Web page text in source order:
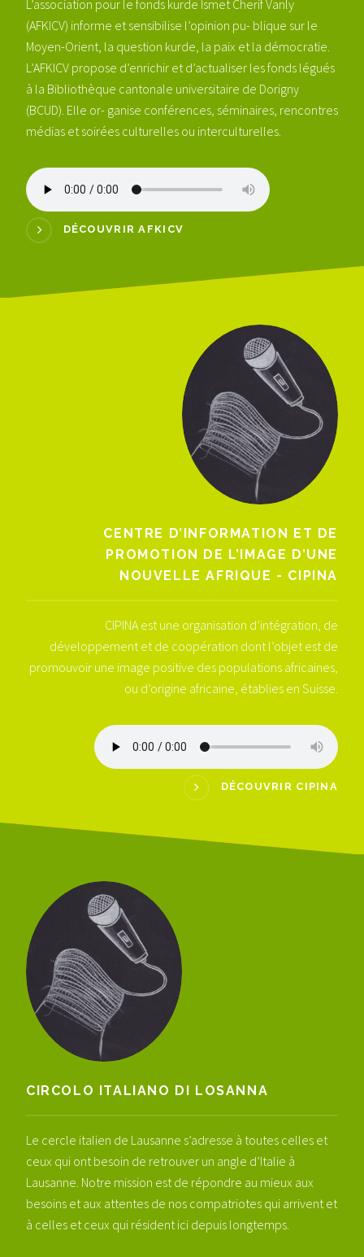
L’association pour le fonds kurde Ismet Cherif Vanly
(AFKICV) informe et sensibilise l’opinion pu- blique sur le
Moyen-Orient, la question kurde, la paix et la démocratie.
L’AFKICV propose d’enrichir et d’actualiser les fonds légués
à la Bibliothèque cantonale universitaire de Dorigny
(BCUD). Elle or- ganise conférences, séminaires, rencontres
médias et soirées culturelles ou interculturelles.
DÉCOUVRIR AFKICV
CENTRE D’INFORMATION ET DE
PROMOTION DE L’IMAGE D’UNE
NOUVELLE AFRIQUE - CIPINA
CIPINA est une organisation d’intégration, de
développement et de coopération dont l’objet est de
promouvoir une image positive des populations africaines,
ou d’origine africaine, établies en Suisse.
DÉCOUVRIR CIPINA
CIRCOLO ITALIANO DI LOSANNA
Le cercle italien de Lausanne s’adresse à toutes celles et
ceux qui ont besoin de retrouver un angle d’Italie à
Lausanne. Notre mission est de répondre au mieux aux
besoins et aux attentes de nos compatriotes qui arrivent et
à celles et ceux qui résident ici depuis longtemps.